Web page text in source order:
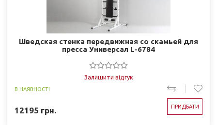
Шведская стенка передвижная со скамьей для
пресса Универсал L-6784
Залишити відгук
В НАЯВНОСТІ
12195 грн. ПРИДБАТИ